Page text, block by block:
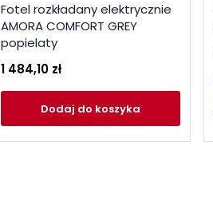
Fotel rozkładany elektrycznie
AMORA COMFORT GREY
popielaty
1 484,10 zł
Dodaj do koszyka